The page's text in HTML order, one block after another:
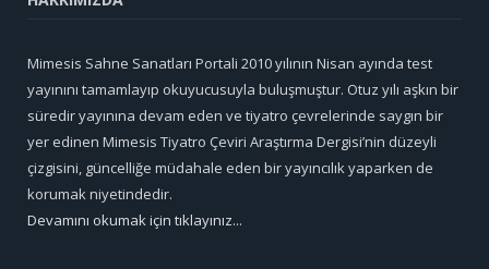
Mimesis Sahne Sanatları Portali 2010 yılının Nisan ayında test
yayınını tamamlayıp okuyucusuyla buluşmuştur. Otuz yılı aşkın bir
süredir yayınına devam eden ve tiyatro çevrelerinde saygın bir
yer edinen Mimesis Tiyatro Çeviri Araştırma Dergisi’nin düzeyli
çizgisini, güncelliğe müdahale eden bir yayıncılık yaparken de
korumak niyetindedir.
Devamını okumak için tıklayınız...